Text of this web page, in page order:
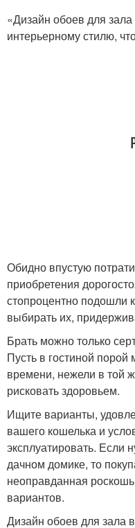
«Дизайн обоев для зала
интерьерному стилю,
Обидно впустую
приобретения
стопроцентно подошли
выбирать их,
Брать можно только
Пусть в гостиной
времени, нежели в той
рисковать здоровьем.
Ищите варианты,
вашего кошелька и
эксплуатировать. Если
дачном домике, то
неоправданная
вариантов.
Дизайн обоев для зала